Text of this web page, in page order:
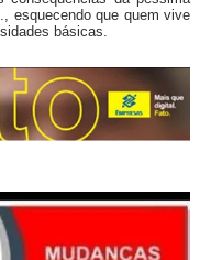
esquecendo que quem vive
básicas.